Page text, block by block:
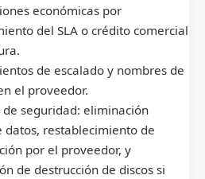
económicas por
del SLA o crédito comercial
de escalado y nombres de
el proveedor.
de seguridad: eliminación
datos, restablecimiento de
por el proveedor, y
de destrucción de discos si